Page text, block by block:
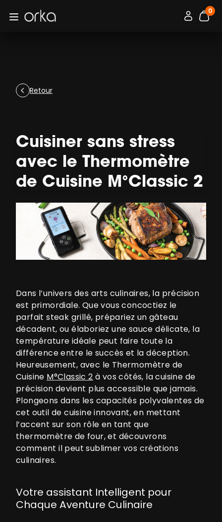
Open menu
Orka Connexion
0
Retour
Cuisiner sans stress
avec le Thermomètre
de Cuisine M°Classic 2
Dans l’univers des arts culinaires, la précision
est primordiale. Que vous concoctiez le
parfait steak grillé, prépariez un gâteau
décadent, ou élaboriez une sauce délicate, la
température idéale peut faire toute la
différence entre le succès et la déception.
Heureusement, avec le Thermomètre de
Cuisine M°Classic 2 à vos côtés, la cuisine de
précision devient plus accessible que jamais.
Plongeons dans les capacités polyvalentes de
cet outil de cuisine innovant, en mettant
l’accent sur son rôle en tant que
thermomètre de four, et découvrons
comment il peut sublimer vos créations
culinaires.
Votre assistant Intelligent pour
Chaque Aventure Culinaire